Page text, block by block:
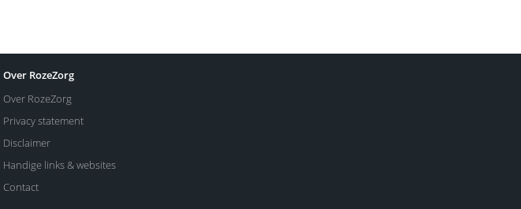
Over RozeZorg
Over RozeZorg
Privacy statement
Disclaimer
Handige links & websites
Contact